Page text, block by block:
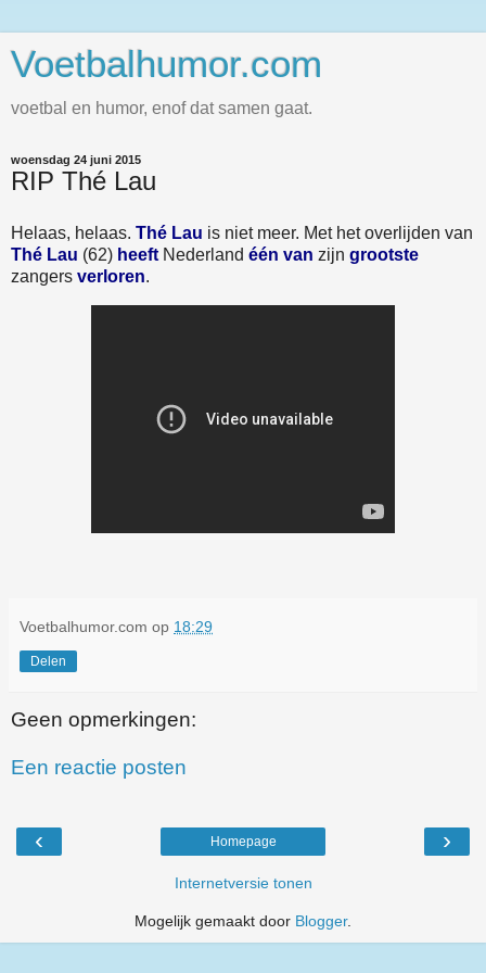
Voetbalhumor.com
voetbal en humor, enof dat samen gaat.
woensdag 24 juni 2015
RIP Thé Lau
Helaas, helaas. Thé Lau is niet meer. Met het overlijden van
Thé Lau (62) heeft Nederland één van zijn grootste
zangers verloren.
Voetbalhumor.com op 18:29
Delen
Geen opmerkingen:
Een reactie posten
‹ ›
Homepage
Internetversie tonen
Mogelijk gemaakt door Blogger.